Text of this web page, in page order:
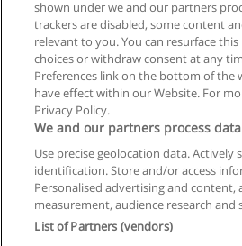
Solicita
Privacidad de
Contactar con
Copyright © Educaedu Business S.L.
shown under we and our partners
trackers are disabled, some content
relevant to you. You can resurface
choices or withdraw consent at any
Preferences link on the bottom of the
have effect within our Website. For
Privacy Policy.
We and our partners process
Use precise geolocation data. Actively
identification. Store and/or access
Personalised advertising and
measurement, audience research and
List of Partners (vendors)